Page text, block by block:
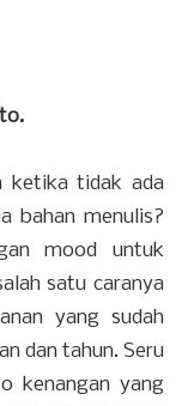
ketika tidak ada
bahan menulis?
mood untuk
satu caranya
yang sudah
dan tahun. Seru
kenangan yang